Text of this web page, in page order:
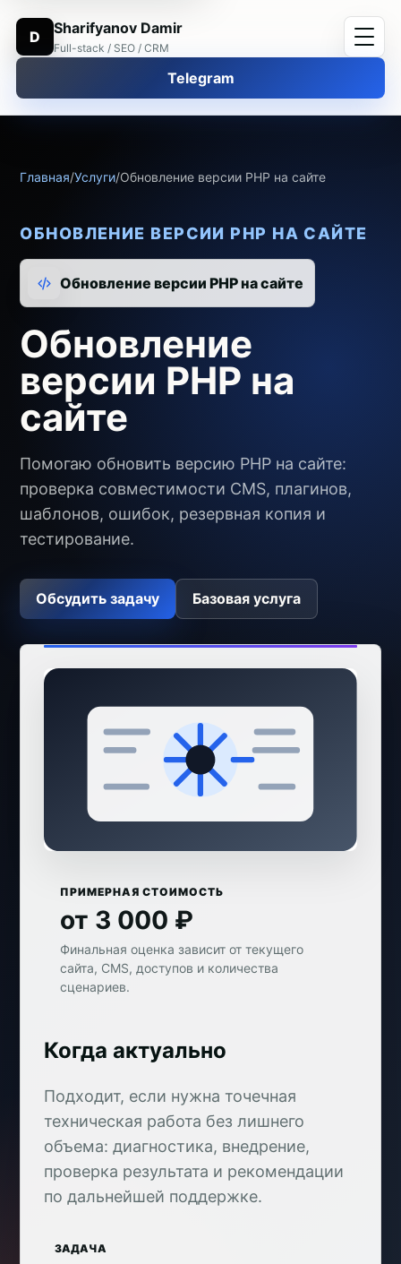
D Sharifyanov Damir
Full-stack / SEO / CRM
Telegram
Главная/Услуги/Обновление версии PHP на сайте
ОБНОВЛЕНИЕ ВЕРСИИ PHP НА САЙТЕ
Обновление версии PHP на сайте
Обновление
версии PHP на
сайте
Помогаю обновить версию PHP на сайте:
проверка совместимости CMS, плагинов,
шаблонов, ошибок, резервная копия и
тестирование.
Обсудить задачу Базовая услуга
ПРИМЕРНАЯ СТОИМОСТЬ
от 3 000 ₽
Финальная оценка зависит от текущего
сайта, CMS, доступов и количества
сценариев.
Когда актуально
Подходит, если нужна точечная
техническая работа без лишнего
объема: диагностика, внедрение,
проверка результата и рекомендации
по дальнейшей поддержке.
ЗАДАЧА